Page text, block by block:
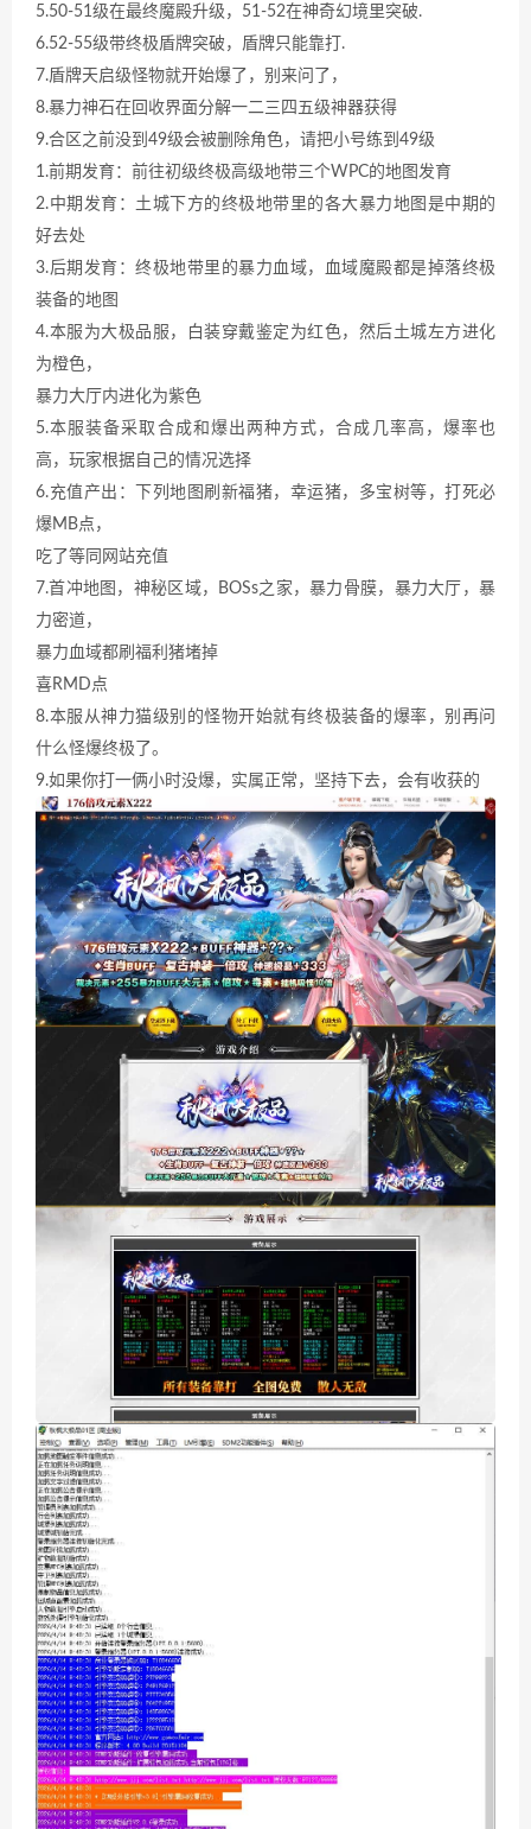
5.50-51级在最终魔殿升级，51-52在神奇幻境里突破.
6.52-55级带终极盾牌突破，盾牌只能靠打.
7.盾牌天启级怪物就开始爆了，别来问了，
8.暴力神石在回收界面分解一二三四五级神器获得
9.合区之前没到49级会被删除角色，请把小号练到49级
1.前期发育：前往初级终极高级地带三个WPC的地图发育
2.中期发育：土城下方的终极地带里的各大暴力地图是中期的
好去处
3.后期发育：终极地带里的暴力血域，血域魔殿都是掉落终极
装备的地图
4.本服为大极品服，白装穿戴鉴定为红色，然后土城左方进化
为橙色，
暴力大厅内进化为紫色
5.本服装备采取合成和爆出两种方式，合成几率高，爆率也
高，玩家根据自己的情况选择
6.充值产出：下列地图刷新福猪，幸运猪，多宝树等，打死必
爆MB点，
吃了等同网站充值
7.首冲地图，神秘区域，BOSs之家，暴力骨膜，暴力大厅，暴
力密道，
暴力血域都刷福利猪堵掉
喜RMD点
8.本服从神力猫级别的怪物开始就有终极装备的爆率，别再问
什么怪爆终极了。
9.如果你打一俩小时没爆，实属正常，坚持下去，会有收获的